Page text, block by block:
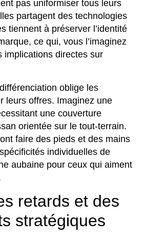
pas uniformiser tous leurs
partagent des technologies
tiennent à préserver l’identité
ce qui, vous l’imaginez
implications directes sur
oblige les
leurs offres. Imaginez une
une couverture
orientée sur le tout-terrain.
faire des pieds et des mains
individuelles de
aubaine pour ceux qui aiment
retards et des
stratégiques